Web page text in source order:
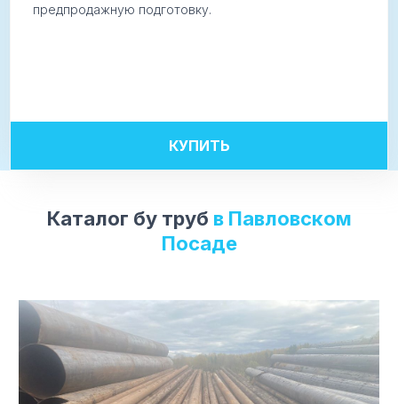
предпродажную подготовку.
КУПИТЬ
Каталог бу труб в Павловском
Посаде